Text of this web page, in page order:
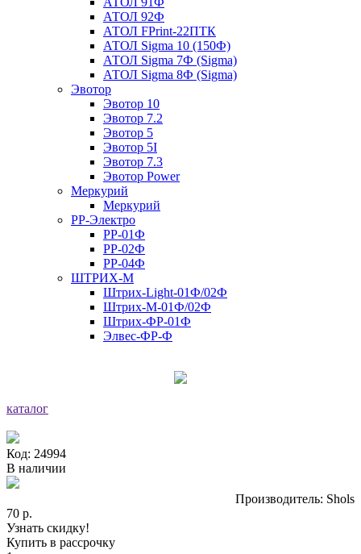
АТОЛ 92Ф
АТОЛ FPrint-22ПТК
АТОЛ Sigma 10 (150Ф)
АТОЛ Sigma 7Ф (Sigma)
АТОЛ Sigma 8Ф (Sigma)
Эвотор
Эвотор 10
Эвотор 7.2
Эвотор 5
Эвотор 5I
Эвотор 7.3
Эвотор Power
Меркурий
Меркурий
РР-Электро
РР-01Ф
РР-02Ф
РР-04Ф
ШТРИХ-М
Штрих-Light-01Ф/02Ф
Штрих-М-01Ф/02Ф
Штрих-ФР-01Ф
Элвес-ФР-Ф
каталог
Код: 24994
В наличии
Производитель: Shols
70 р.
Узнать скидку!
Купить в рассрочку